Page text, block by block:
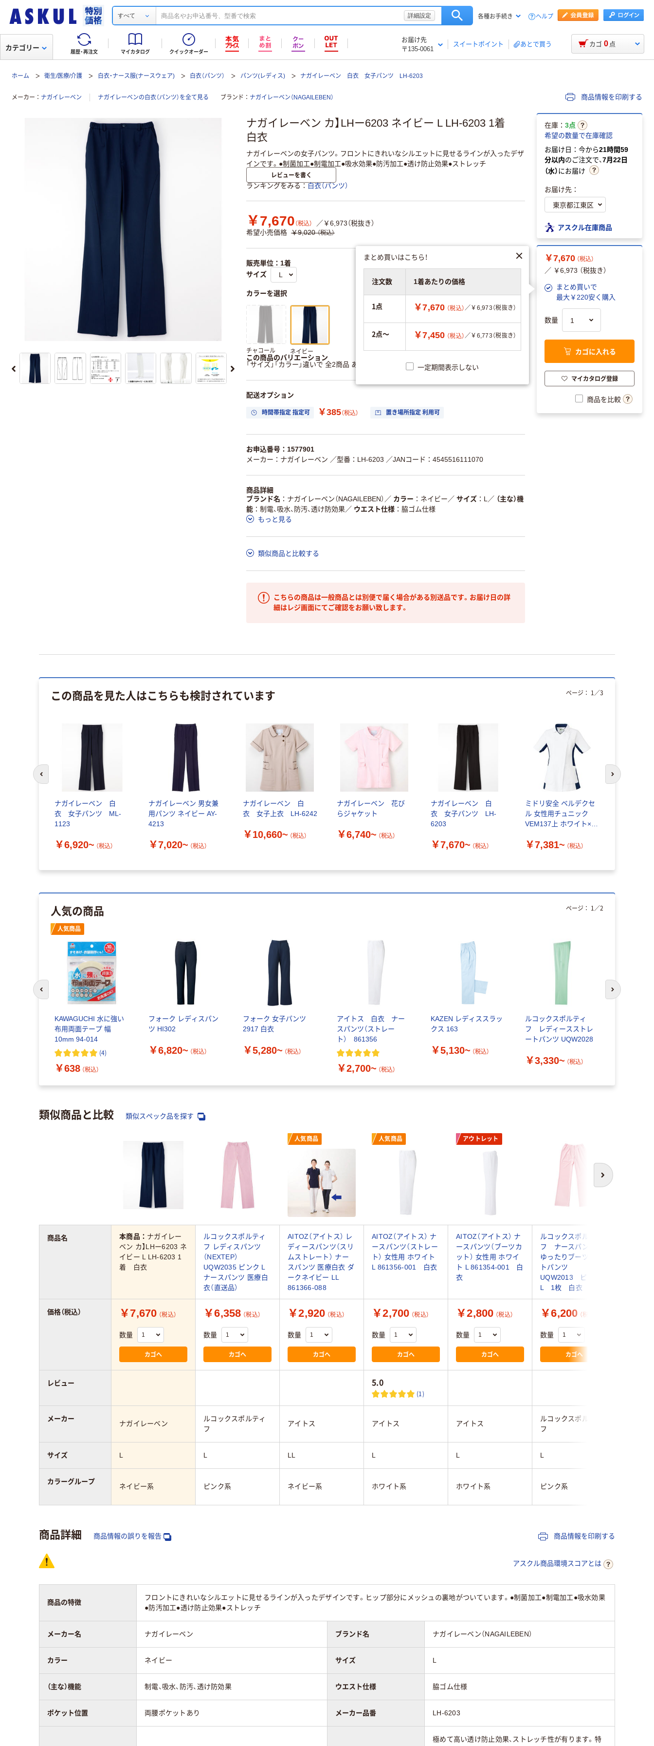
すべて 詳細設定 各種お手続き ヘルプ
履歴・再注文 マイカタログ クイックオーダー
お届け先
〒135-0061
スイートポイント あとで買う
カテゴリー カゴ 0 点
ホーム 衛生/医療/介護 白衣・ナース服(ナースウェア) 白衣（パンツ） パンツ(レディス) ナガイレーベン 白衣 女子パンツ LH-6203
メーカー ナガイレーベン ナガイレーベンの白衣（パンツ）を全て見る ブランド ナガイレーベン（NAGAILEBEN） 商品情報を印刷する
ナガイレーベン カ】LHー6203 ネイビー L LH-6203 1着
白衣
ナガイレーベンの女子パンツ。フロントにきれいなシルエットに見せるラインが入ったデザ
インです。●制菌加工●制電加工●吸水効果●防汚加工●透け防止効果●ストレッチ
レビューを書く
ランキングをみる 白衣（パンツ）
￥7,670 （税込）
／￥6,973（税抜き）
希望小売価格 ￥9,020 （税込）
販売単位：1着
サイズ
カラーを選択
チャコール ネイビー
この商品のバリエーション
「サイズ」「カラー」違いで 全2商品 あります。
すべてのバリエーションを見る
配送オプション
時間帯指定 指定可 ￥385（税込） 置き場所指定 利用可
お申込番号：1577901
メーカー：ナガイレーベン ／型番：LH-6203 ／JANコード：4545516111070
商品詳細
ブランド名
ナガイレーベン（NAGAILEBEN） ／ カラー ネイビー ／ サイズ L ／ （主な）機
能
制電、吸水、防汚、透け防効果／ ウエスト仕様
脇ゴム仕様
もっと見る
類似商品と比較する
こちらの商品は一般商品とは別便で届く場合がある別送品です。お届け日の詳
細はレジ画面にてご確認をお願い致します。
在庫： 3点
希望の数量で在庫確認
お届け日：今から21時間59
分以内のご注文で、7月22日
（水）にお届け
お届け先：
アスクル在庫商品
￥7,670 （税込）
／ ￥6,973 （税抜き）
まとめ買いで
最大￥220安く購入
まとめ買いはこちら！
注文数 1着あたりの価格
1点 ￥7,670 （税込）／￥6,973（税抜き）
2点～ ￥7,450 （税込）／￥6,773（税抜き）
一定期間表示しない
数量
カゴに入れる
マイカタログ登録
商品を比較
この商品を見た人はこちらも検討されています
ナガイレーベン 白
衣 女子パンツ ML-
1123
￥6,920~ （税込）
ナガイレーベン 男女兼
用パンツ ネイビー AY-
4213
￥7,020~ （税込）
ナガイレーベン 白
衣 女子上衣 LH-6242
￥10,660~ （税込）
ナガイレーベン 花び
らジャケット
￥6,740~ （税込）
ナガイレーベン 白
衣 女子パンツ LH-
6203
￥7,670~ （税込）
ミドリ安全 ベルデクセ
ル 女性用チュニック
VEM137上 ホワイト×ネ
￥7,381~ （税込）
ページ： 1 ／3
前のスライドへ 次のスライド
人気の商品
人気商品
KAWAGUCHI 水に強い
布用両面テープ 幅
10mm 94-014
(4)
￥638 （税込）
フォーク レディスパン
ツ HI302
￥6,820~ （税込）
フォーク 女子パンツ
2917 白衣
￥5,280~ （税込）
アイトス 白衣 ナー
スパンツ（ストレー
ト） 861356
￥2,700~ （税込）
KAZEN レディススラッ
クス 163
￥5,130~ （税込）
ルコックスポルティ
フ レディースストレ
ートパンツ UQW2028
￥3,330~ （税込）
ページ： 1 ／2
前のスライドへ 次のスライド
類似商品と比較 類似スペック品を探す
次へ
人気商品 人気商品 アウトレット
本商品： ナガイレー
ベン カ】LHー6203 ネ
イビー L LH-6203 1
着 白衣
ルコックスポルティ
フ レディスパンツ
（NEXTEP）
UQW2035 ピンク L
ナースパンツ 医療白
衣（直送品）
AITOZ（アイトス） レ
ディースパンツ（スリ
ムストレート） ナー
スパンツ 医療白衣 ダ
ークネイビー LL
861366-088
AITOZ（アイトス） ナ
ースパンツ（ストレー
ト） 女性用 ホワイト
L 861356-001 白衣
AITOZ（アイトス） ナ
ースパンツ（ブーツカ
ット） 女性用 ホワイ
ト L 861354-001 白
衣
ルコックスポルティ
フ ナースパンツ
ゆったりブーツカッ
トパンツ
UQW2013 ピンク
L 1枚 白衣
￥7,670 （税込）
数量
カゴへ
￥6,358 （税込）
数量
カゴへ
￥2,920 （税込）
数量
カゴへ
￥2,700 （税込）
数量
カゴへ
￥2,800 （税込）
数量
カゴへ
￥6,200 （税込）
数量
カゴへ
5.0
(1)
ナガイレーベン
ルコックスポルティ
フ
アイトス アイトス アイトス
ルコックスポルティ
フ
L L LL L L L
ネイビー系 ピンク系 ネイビー系 ホワイト系 ホワイト系 ピンク系
商品名
価格（税込）
レビュー
メーカー
サイズ
カラーグループ
商品詳細 商品情報の誤りを報告 商品情報を印刷する
アスクル商品環境スコアとは
商品の特徴
フロントにきれいなシルエットに見せるラインが入ったデザインです。ヒップ部分にメッシュの裏地がついています。●制菌加工●制電加工●吸水効果
●防汚加工●透け防止効果●ストレッチ
メーカー名 ナガイレーベン ブランド名 ナガイレーベン（NAGAILEBEN）
カラー ネイビー サイズ L
（主な）機能 制電、吸水、防汚、透け防効果 ウエスト仕様 脇ゴム仕様
ポケット位置 両腰ポケットあり メーカー品番 LH-6203
極めて高い透け防止効果、ストレッチ性が有ります。特